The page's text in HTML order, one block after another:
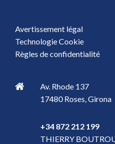
Avertissement légal
Technologie Cookie
Règles de confidentialité
Av. Rhode 137
17480 Roses,Girona
+34 872 212 199
THIERRY